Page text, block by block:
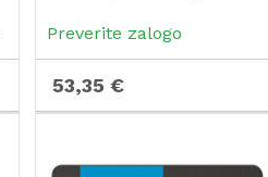
Preverite zalogo
53,35 €